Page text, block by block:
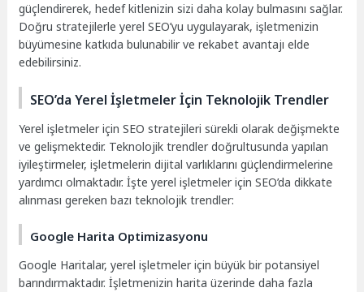
güçlendirerek, hedef kitlenizin sizi daha kolay bulmasını sağlar.
Doğru stratejilerle yerel SEO’yu uygulayarak, işletmenizin
büyümesine katkıda bulunabilir ve rekabet avantajı elde
edebilirsiniz.
SEO’da Yerel İşletmeler İçin Teknolojik Trendler
Yerel işletmeler için SEO stratejileri sürekli olarak değişmekte
ve gelişmektedir. Teknolojik trendler doğrultusunda yapılan
iyileştirmeler, işletmelerin dijital varlıklarını güçlendirmelerine
yardımcı olmaktadır. İşte yerel işletmeler için SEO’da dikkate
alınması gereken bazı teknolojik trendler:
Google Harita Optimizasyonu
Google Haritalar, yerel işletmeler için büyük bir potansiyel
barındırmaktadır. İşletmenizin harita üzerinde daha fazla